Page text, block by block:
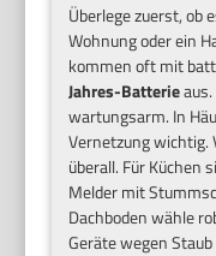
Überlege zuerst, ob
Wohnung oder ein
kommen oft mit
Jahres-Batterie
wartungsarm. In
Vernetzung wichtig.
überall. Für Küchen
Melder mit
Dachboden wähle
Geräte wegen